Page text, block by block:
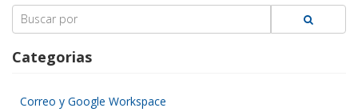
Search
for:
Categorias
Correo y Google Workspace